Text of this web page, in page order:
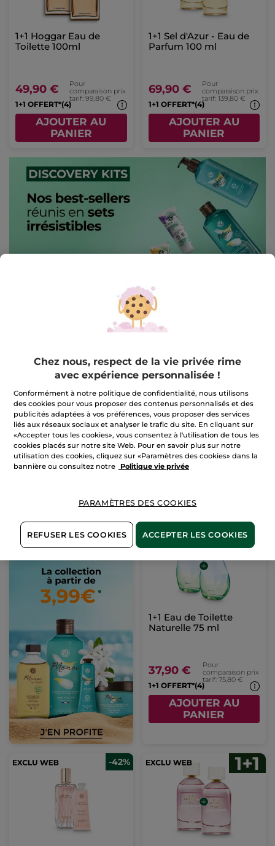
1+1 Hoggar Eau de
Toilette 100ml
49,90 €
Pour
comparaison prix
tarif: 99,80 €
1+1 OFFERT*(4)
AJOUTER AU
PANIER
1+1 Sel d'Azur - Eau de
Parfum 100 ml
69,90 €
Pour
comparaison prix
tarif: 139,80 €
1+1 OFFERT*(4)
AJOUTER AU
PANIER
Duo Eau de Toilette
Ambre Noir
49,90 €
Pour
comparaison prix
tarif: 99,80 €
1+1 OFFERT*(4)
1+1 Comme Une
Evidence Intense Eau
de Parfum
(1)
53,90 €
Pour
comparaison prix
tarif: 107,80 €
1+1 OFFERT*(4)
1+1 Eau de Toilette
Naturelle 75 ml
37,90 €
Pour
comparaison prix
tarif: 75,80 €
1+1 OFFERT*(4)
AJOUTER AU
PANIER
-42%
Chez nous, respect de la vie privée rime
avec expérience personnalisée !
Conformément à notre politique de confidentialité, nous utilisons
des cookies pour vous proposer des contenus personnalisés et des
publicités adaptées à vos préférences, vous proposer des services
liés aux réseaux sociaux et analyser le trafic du site. En cliquant sur
«Accepter tous les cookies», vous consentez à l'utilisation de tous les
cookies placés sur notre site Web. Pour en savoir plus sur notre
utilisation des cookies, cliquez sur «Paramètres des cookies» dans la
bannière ou consultez notre
Politique vie privée
PARAMÈTRES DES COOKIES
REFUSER LES COOKIES ACCEPTER LES COOKIES